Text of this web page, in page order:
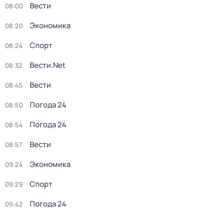
08:00 Вести
08:20 Экономика
08:24 Спорт
08:32 Вести.Net
08:45 Вести
08:50 Погода 24
08:54 Погода 24
08:57 Вести
09:24 Экономика
09:29 Спорт
09:42 Погода 24